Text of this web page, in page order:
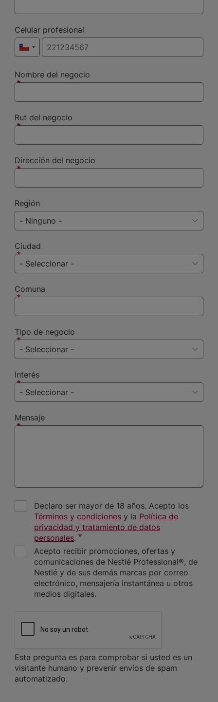
Celular profesional
Nombre del negocio
Rut del negocio
Dirección del negocio
Región
Ciudad
Comuna
Tipo de negocio
Interés
Mensaje
Declaro ser mayor de 18 años. Acepto los
Términos y condiciones y la Política de
privacidad y tratamiento de datos
personales.
Acepto recibir promociones, ofertas y
comunicaciones de Nestlé Professional®, de
Nestlé y de sus demás marcas por correo
electrónico, mensajería instantánea u otros
medios digitales.
Esta pregunta es para comprobar si usted es un
visitante humano y prevenir envíos de spam
automatizado.